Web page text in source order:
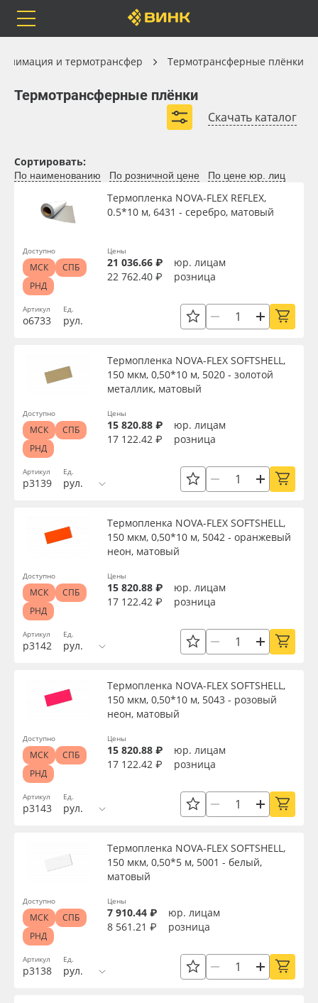
Orafol
Бренды
Доставка
Оплата
Сервис
Инструкции
Контакты
Блог
Избранное
8 800 550 7888
Москва
Рулонные материалы
Самоклеящиеся плёнки
Листовые материалы
Чернила
Клей, скотчи и крепёж
Мобильные конструкции и POS-материалы
Сублимация и термотрансфер
Светотехника
Упаковочные материалы
Оборудование и инструмент
Новинки ассортимента
Orajet 3640
ПЭТ листовой
ПЭТ бэклит
Вспененный ПВХ
Заготовки для сувениров
и термотрансфер Термотрансферные плёнки
Термотрансферные плёнки
Скачать каталог
Сублимация и термотрансфер
Термотрансферные плёнки
Термотрансферные плёнки для печати
Монтажные плёнки для термотрансфера
Термотрансферные плёнки Witpac
Специальные термотрансферные плёнки
Термотрансферные плёнки Chemica
Тип
Ширина, м
Длина рулона, м
Толщина, мкм
Материал
Тип печати
Упаковка
Страна происхождения
Торговая марка
Серия
Сортировать:
По наименованию По розничной цене По цене юр. лиц
Артикул
о6733
Термопленка NOVA-FLEX REFLEX,
0.5*10 м, 6431 - серебро, матовый
Ед.
рул.
Цены
21 036.66 ₽
юр. лицам
22 762.40 ₽
розница
Доступно
МСК
СПБ
РНД
Артикул
р3139
Термопленка NOVA-FLEX SOFTSHELL,
150 мкм, 0,50*10 м, 5020 - золотой
металлик, матовый
Ед.
рул.
Цены
15 820.88 ₽
юр. лицам
17 122.42 ₽
розница
Доступно
МСК
СПБ
РНД
Артикул
р3142
Термопленка NOVA-FLEX SOFTSHELL,
150 мкм, 0,50*10 м, 5042 - оранжевый
неон, матовый
Ед.
рул.
Цены
15 820.88 ₽
юр. лицам
17 122.42 ₽
розница
Доступно
МСК
СПБ
РНД
Артикул
р3143
Термопленка NOVA-FLEX SOFTSHELL,
150 мкм, 0,50*10 м, 5043 - розовый
неон, матовый
Ед.
рул.
Цены
15 820.88 ₽
юр. лицам
17 122.42 ₽
розница
Доступно
МСК
СПБ
РНД
Артикул
р3138
Термопленка NOVA-FLEX SOFTSHELL,
150 мкм, 0,50*5 м, 5001 - белый,
матовый
Ед.
рул.
Цены
7 910.44 ₽
юр. лицам
8 561.21 ₽
розница
Доступно
МСК
СПБ
РНД